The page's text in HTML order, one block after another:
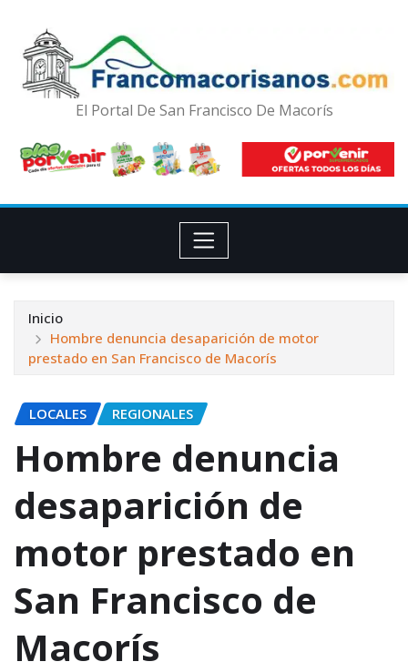
El Portal De San Francisco De Macorís
Inicio
Hombre denuncia desaparición de motor
prestado en San Francisco de Macorís
LOCALES REGIONALES
Hombre denuncia
desaparición de
motor prestado en
San Francisco de
Macorís